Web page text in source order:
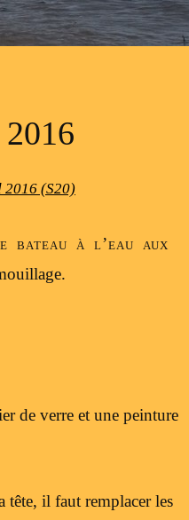
2016 (S20)
bateau à l’eau aux
de verre et une peinture
il faut remplacer les